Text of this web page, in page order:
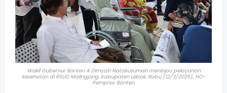
Wakil Gubernur Banten A Dimyati Natakusumah meninjau pelayanan
kesehatan di RSUD Malingping, Kabupaten Lebak, Rabu (12/3/2025). HO-
Pemprov Banten.